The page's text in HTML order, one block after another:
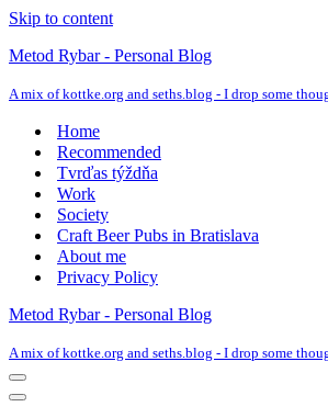
Skip to content
Metod Rybar - Personal Blog
A mix of kottke.org and seths.blog - I drop some
Home
Recommended
Tvrďas týždňa
Work
Society
Craft Beer Pubs in Bratislava
About me
Privacy Policy
Metod Rybar - Personal Blog
A mix of kottke.org and seths.blog - I drop some
Navigation
Menu
Navigation